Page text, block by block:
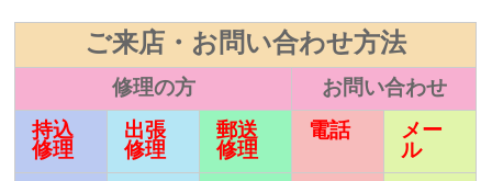
ご来店・お問い合わせ方法
修理の方
お問い合わせ
持込
修理
出張
修理
郵送
修理
電話
メー
ル